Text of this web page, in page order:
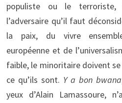
populiste ou le terroriste,
l’adversaire qu’il faut
la paix, du vivre
européenne et de
faible, le minoritaire doivent
ce qu’ils sont. Y a bon bwana
yeux d’Alain Lamassoure,